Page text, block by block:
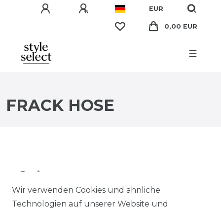
EUR
0,00 EUR
☰
FRACK HOSE
Preis
EUR EUR
Wir verwenden Cookies und ähnliche
Technologien auf unserer Website und